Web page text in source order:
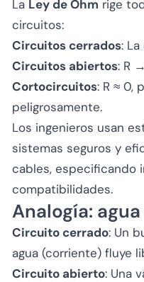
La Ley de Ohm rige
circuitos:
Circuitos cerrados:
Circuitos abiertos: R
Cortocircuitos: R ≈ 0,
peligrosamente.
Los ingenieros usan
sistemas seguros y
cables, especificando
compatibilidades.
Analogía:
Circuito cerrado: Un
agua (corriente) fluye
Circuito abierto: Una